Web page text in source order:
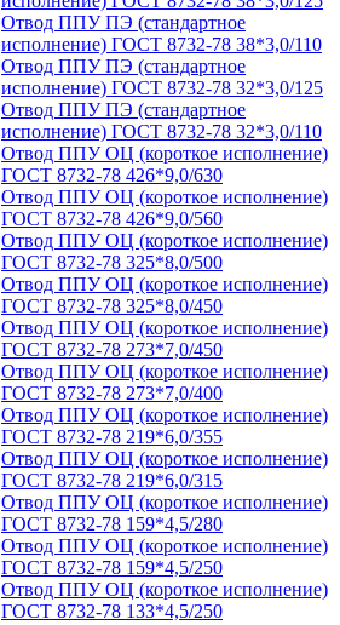
Отвод ППУ ПЭ (стандартное
исполнение) ГОСТ 8732-78 38*3,0/110
Отвод ППУ ПЭ (стандартное
исполнение) ГОСТ 8732-78 32*3,0/125
Отвод ППУ ПЭ (стандартное
исполнение) ГОСТ 8732-78 32*3,0/110
Отвод ППУ ОЦ (короткое исполнение)
ГОСТ 8732-78 426*9,0/630
Отвод ППУ ОЦ (короткое исполнение)
ГОСТ 8732-78 426*9,0/560
Отвод ППУ ОЦ (короткое исполнение)
ГОСТ 8732-78 325*8,0/500
Отвод ППУ ОЦ (короткое исполнение)
ГОСТ 8732-78 325*8,0/450
Отвод ППУ ОЦ (короткое исполнение)
ГОСТ 8732-78 273*7,0/450
Отвод ППУ ОЦ (короткое исполнение)
ГОСТ 8732-78 273*7,0/400
Отвод ППУ ОЦ (короткое исполнение)
ГОСТ 8732-78 219*6,0/355
Отвод ППУ ОЦ (короткое исполнение)
ГОСТ 8732-78 219*6,0/315
Отвод ППУ ОЦ (короткое исполнение)
ГОСТ 8732-78 159*4,5/280
Отвод ППУ ОЦ (короткое исполнение)
ГОСТ 8732-78 159*4,5/250
Отвод ППУ ОЦ (короткое исполнение)
ГОСТ 8732-78 133*4,5/250